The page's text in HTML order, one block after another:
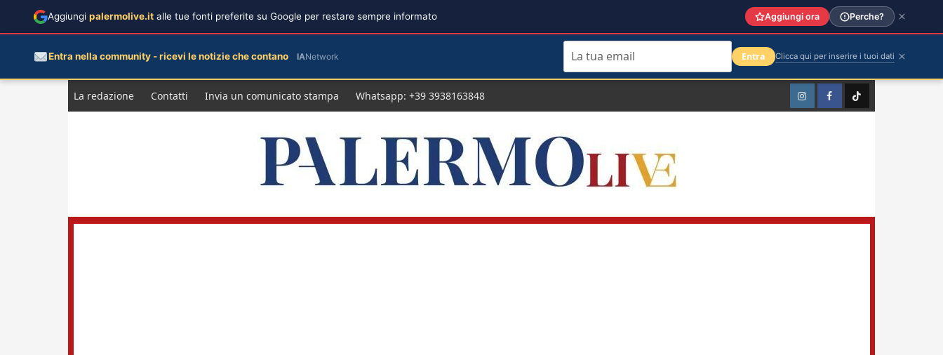
La redazione Contatti Invia un comunicato stampa Whatsapp: +39 3938163848 InstagramFacebookTikTok
Aggiungi palermolive.it alle tue fonti preferite su Google per restare sempre informato Aggiungi ora Perche?
Entra nella community - ricevi le notizie che contano IANetwork Entra Clicca qui per inserire i tuoi dati